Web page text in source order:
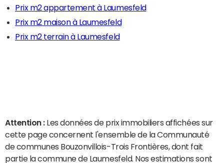
Prix m2 appartement à Laumesfeld
Prix m2 maison à Laumesfeld
Prix m2 terrain à Laumesfeld
Attention : Les données de prix immobiliers affichées sur
cette page concernent l'ensemble de la Communauté
de communes Bouzonvillois-Trois Frontières, dont fait
partie la commune de Laumesfeld. Nos estimations sont